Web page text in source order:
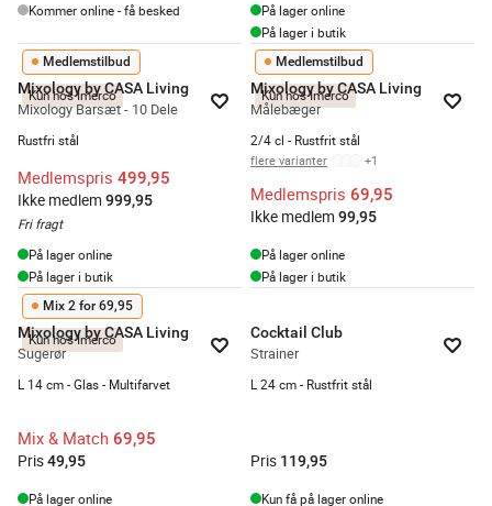
Kommer online - få besked
På lager online
På lager i butik
Kun hos Imerco
Medlemstilbud
Mixology by CASA Living
Mixology Barsæt - 10 Dele
Rustfri stål
Medlemspris 499,95
Ikke medlem 999,95
Fri fragt
På lager online
På lager i butik
Kun hos Imerco
Medlemstilbud
Mixology by CASA Living
Målebæger
2/4 cl - Rustfrit stål
flere varianter +1
Medlemspris 69,95
Ikke medlem 99,95
På lager online
På lager i butik
Kun hos Imerco
Mix 2 for 69,95
Mixology by CASA Living
Sugerør
L 14 cm - Glas - Multifarvet
Mix & Match 69,95
Pris49,95
På lager online
Cocktail Club
Strainer
L 24 cm - Rustfrit stål
Pris 119,95
Kun få på lager online